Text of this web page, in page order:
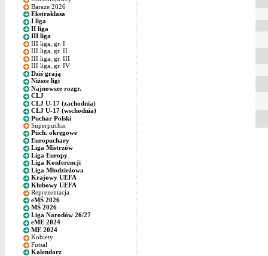
Baraże 2026
Ekstraklasa
I liga
II liga
III liga
III liga, gr. I
III liga, gr. II
III liga, gr. III
III liga, gr. IV
Dziś grają
Niższe ligi
Najnowsze rozgr.
CLJ
CLJ U-17 (zachodnia)
CLJ U-17 (wschodnia)
Puchar Polski
Superpuchar
Puch. okręgowe
Europuchary
Liga Mistrzów
Liga Europy
Liga Konferencji
Liga Młodzieżowa
Krajowy UEFA
Klubowy UEFA
Reprezentacja
eMŚ 2026
MŚ 2026
Liga Narodów 26/27
eME 2024
ME 2024
Kobiety
Futsal
Kalendarz